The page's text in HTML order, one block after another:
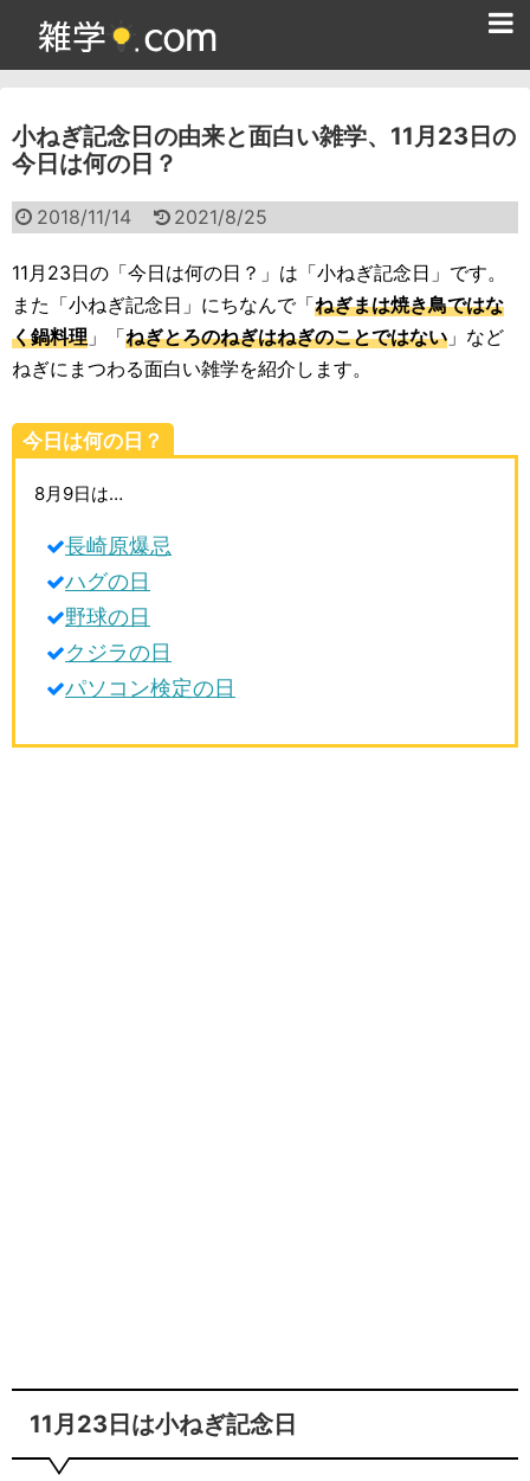
小ねぎ記念日の由来と面白い雑学、11月23日の
今日は何の日？
2018/11/14 2021/8/25
11月23日の「今日は何の日？」は「小ねぎ記念日」です。
また「小ねぎ記念日」にちなんで「ねぎまは焼き鳥ではな
く鍋料理 」「ねぎとろのねぎはねぎのことではない 」など
ねぎにまつわる面白い雑学を紹介します。
今日は何の日？
8月9日は…
長崎原爆忌
ハグの日
野球の日
クジラの日
パソコン検定の日
11月23日は小ねぎ記念日
雑学クイズ問題集
面白い雑学
ためになる雑学
スポーツ雑学
動物雑学
歴史雑学
生活雑学
サイト情報